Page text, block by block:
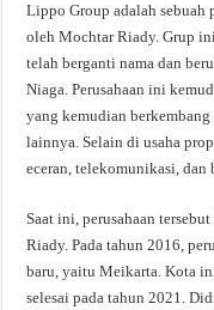
Lippo Group adalah sebuah
oleh Mochtar Riady. Grup
telah berganti nama dan
Niaga. Perusahaan ini
yang kemudian
lainnya. Selain di usaha
eceran, telekomunikasi, dan
Saat ini, perusahaan
Riady. Pada tahun 2016,
baru, yaitu Meikarta. Kota
selesai pada tahun 2021.